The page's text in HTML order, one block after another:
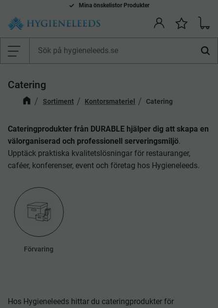
Meny
Mina önskelistor Produkter
Catering
Sortiment Kontorsmateriel Catering
Cateringprodukter från DURABLE hjälper dig att skapa en
välorganiserad och professionell serveringsmiljö.
Upptäck praktiska kvalitetslösningar för restauranger,
caféer, konferenser, event och företag hos Hygieneleeds.
Förvaring
Hos Hygieneleeds hittar du cateringprodukter för